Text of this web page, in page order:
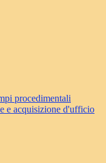
procedimentali
e acquisizione d'ufficio